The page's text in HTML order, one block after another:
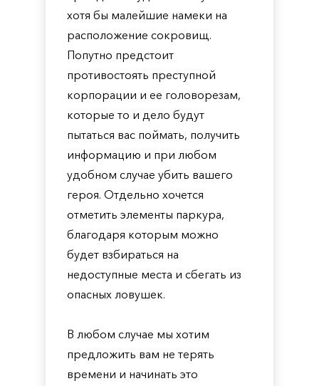
хотя бы малейшие намеки на
расположение сокровищ.
Попутно предстоит
противостоять преступной
корпорации и ее головорезам,
которые то и дело будут
пытаться вас поймать, получить
информацию и при любом
удобном случае убить вашего
героя. Отдельно хочется
отметить элементы паркура,
благодаря которым можно
будет взбираться на
недоступные места и сбегать из
опасных ловушек.
В любом случае мы хотим
предложить вам не терять
времени и начинать это